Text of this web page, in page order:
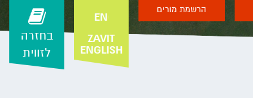
בחזרה
לזווית
הרשמת מורים